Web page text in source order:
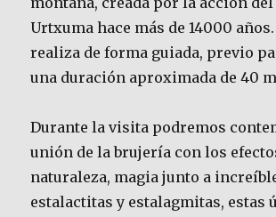
Urtxuma hace más de 14000
realiza de forma guiada, previo
una duración aproximada de 40
Durante la visita podremos
unión de la brujería con los
naturaleza, magia junto a
estalactitas y estalagmitas, estas